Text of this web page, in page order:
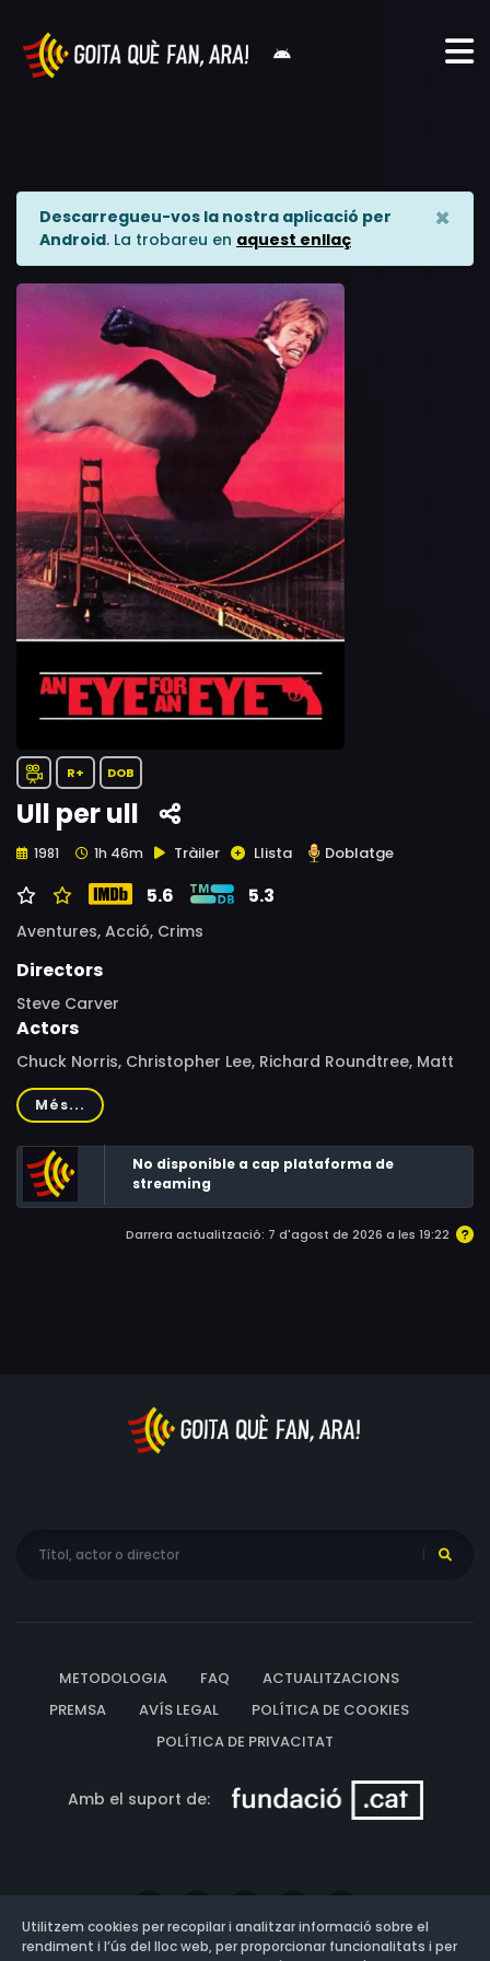
Descarregueu-vos la nostra aplicació per
Android. La trobareu en aquest enllaç
×
R+ DOB
Ull per ull
1981 1h 46m Tràiler Llista Doblatge
5.6 5.3
Aventures, Acció, Crims
Directors
Steve Carver
Actors
Chuck Norris, Christopher Lee, Richard Roundtree, Matt
Clark, Mako, Maggie Cooper, Rosalind Chao, Professor
Toru Tanaka, Stuart Pankin, Terry Kiser, Dorothy Dells,
Dov Gottesfeld, Rick Prieto, Sam Hiona, J.E. Freeman, Joe
Bellan, Daniel Forrest, Joe De Nicola, Jeffrey Bannister,
Mel Novak, Robert Behling, Edsel Fung
Més...
No disponible a cap plataforma de
streaming
Darrera actualització: 7 d'agost de 2026 a les 19:22
METODOLOGIA FAQ
ACTUALITZACIONS
PREMSA
AVÍS LEGAL
POLÍTICA DE COOKIES
POLÍTICA DE PRIVACITAT
Amb el suport de:
Utilitzem cookies per recopilar i analitzar informació sobre el
rendiment i l’ús del lloc web, per proporcionar funcionalitats i per